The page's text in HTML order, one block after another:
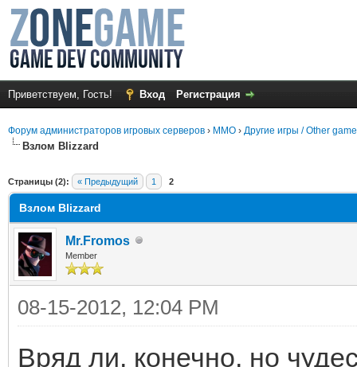
Приветствуем, Гость! Вход Регистрация
Форум администраторов игровых серверов › MMO › Другие игры / Other
Взлом Вlizzаrd
Страницы (2): « Предыдущий 1 2
Взлом Вlizzаrd
Mr.Fromos
Member
08-15-2012, 12:04 PM
Вряд ли, конечно, но